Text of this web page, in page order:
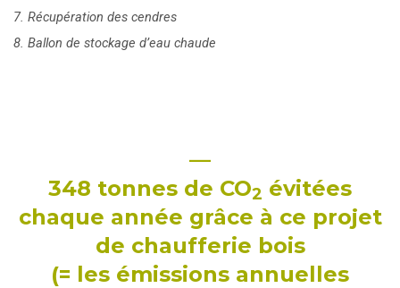
7. Récupération des cendres
8. Ballon de stockage d’eau chaude
—
348 tonnes de CO2 évitées
chaque année grâce à ce projet
de chaufferie bois
(= les émissions annuelles